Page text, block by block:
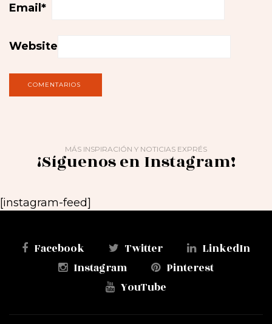
Email*
Website
MÁS INSPIRACIÓN Y NOTICIAS EXPRÉS
¡Síguenos en Instagram!
[instagram-feed]
Facebook Twitter
LinkedIn
Instagram
Pinterest
YouTube